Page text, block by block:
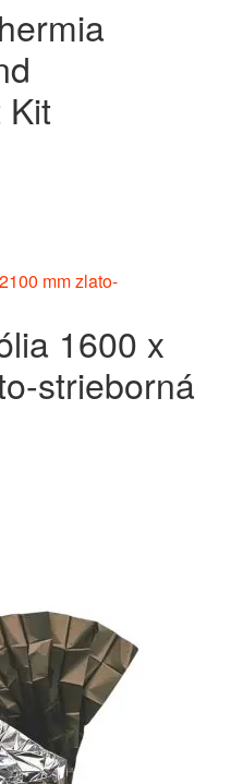
Kit
1600 x
strieborná